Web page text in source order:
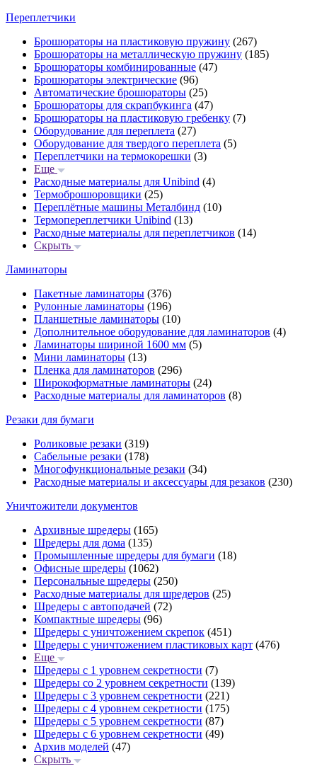
Переплетчики
Брошюраторы на пластиковую пружину (267)
Брошюраторы на металлическую пружину (185)
Брошюраторы комбинированные (47)
Брошюраторы электрические (96)
Автоматические брошюраторы (25)
Брошюраторы для скрапбукинга (47)
Брошюраторы на пластиковую гребенку (7)
Оборудование для переплета (27)
Оборудование для твердого переплета (5)
Переплетчики на термокорешки (3)
Еще
Расходные материалы для Unibind (4)
Термоброшюровщики (25)
Переплётные машины Металбинд (10)
Термопереплетчики Unibind (13)
Расходные материалы для переплетчиков (14)
Скрыть
Ламинаторы
Пакетные ламинаторы (376)
Рулонные ламинаторы (196)
Планшетные ламинаторы (10)
Дополнительное оборудование для ламинаторов (4)
Ламинаторы шириной 1600 мм (5)
Мини ламинаторы (13)
Пленка для ламинаторов (296)
Широкоформатные ламинаторы (24)
Расходные материалы для ламинаторов (8)
Резаки для бумаги
Роликовые резаки (319)
Сабельные резаки (178)
Многофункциональные резаки (34)
Расходные материалы и аксессуары для резаков (230)
Уничтожители документов
Архивные шредеры (165)
Шредеры для дома (135)
Промышленные шредеры для бумаги (18)
Офисные шредеры (1062)
Персональные шредеры (250)
Расходные материалы для шредеров (25)
Шредеры с автоподачей (72)
Компактные шредеры (96)
Шредеры с уничтожением скрепок (451)
Шредеры с уничтожением пластиковых карт (476)
Еще
Шредеры с 1 уровнем секретности (7)
Шредеры со 2 уровнем секретности (139)
Шредеры с 3 уровнем секретности (221)
Шредеры с 4 уровнем секретности (175)
Шредеры с 5 уровнем секретности (87)
Шредеры с 6 уровнем секретности (49)
Архив моделей (47)
Скрыть